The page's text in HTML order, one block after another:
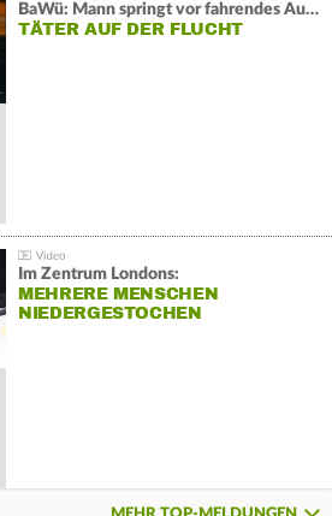
BaWü: Mann springt vor fahrendes Auto und schießt
TÄTER AUF DER FLUCHT
Im Zentrum Londons:
MEHRERE MENSCHEN
NIEDERGESTOCHEN